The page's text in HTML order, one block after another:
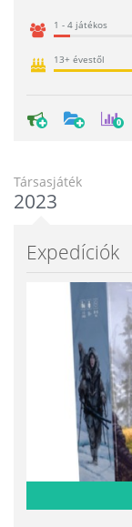
1 - 4 játékos
13+ évestől
0
Társasjáték
2023
Expedíciók